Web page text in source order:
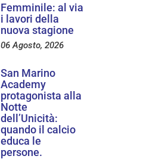
Femminile: al via
i lavori della
nuova stagione
06 Agosto, 2026
San Marino
Academy
protagonista alla
Notte
dell’Unicità:
quando il calcio
educa le
persone.